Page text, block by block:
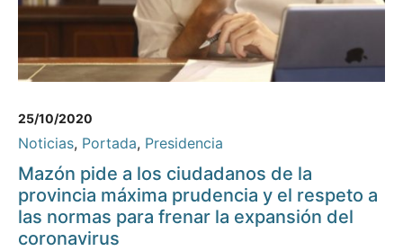
25/10/2020
Noticias, Portada, Presidencia
Mazón pide a los ciudadanos de la
provincia máxima prudencia y el respeto a
las normas para frenar la expansión del
coronavirus